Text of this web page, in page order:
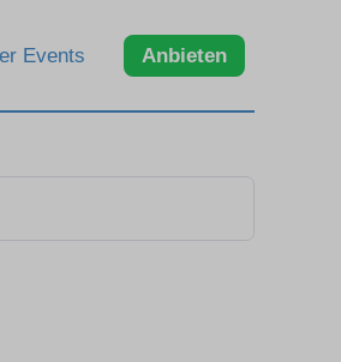
Events Anbieten